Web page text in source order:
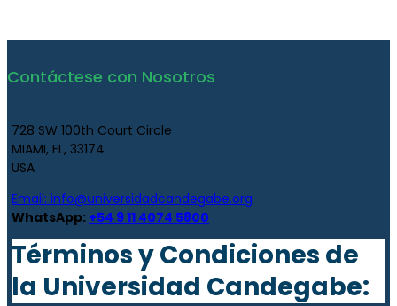
Contáctese con Nosotros
728 SW 100th Court Circle
MIAMI, FL, 33174
USA
Email: info@universidadcandegabe.org
WhatsApp: +54 9 11 4074 5800
Términos y Condiciones de
la Universidad Candegabe: